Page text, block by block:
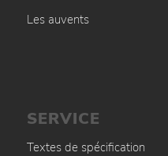
Les auvents
SERVICE
Textes de spécification